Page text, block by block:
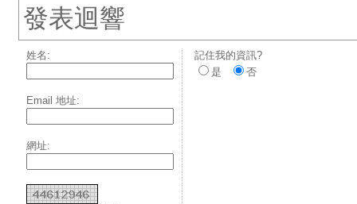
發表迴響
姓名:
Email 地址:
網址:
記住我的資訊?
是
否